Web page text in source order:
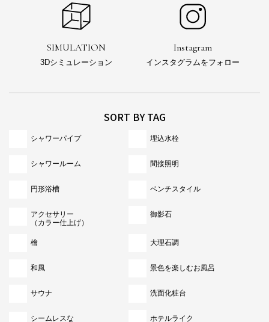
SIMULATION
3Dシミュレーション
Instagram
インスタグラムをフォロー
SORT BY TAG
シャワーパイプ 埋込水栓
シャワールーム 間接照明
円形浴槽 ベンチスタイル
アクセサリー
（カラー仕上げ）
御影石
檜 大理石調
和風 景色を楽しむお風呂
サウナ 洗面化粧台
シームレスな
ホテルライク